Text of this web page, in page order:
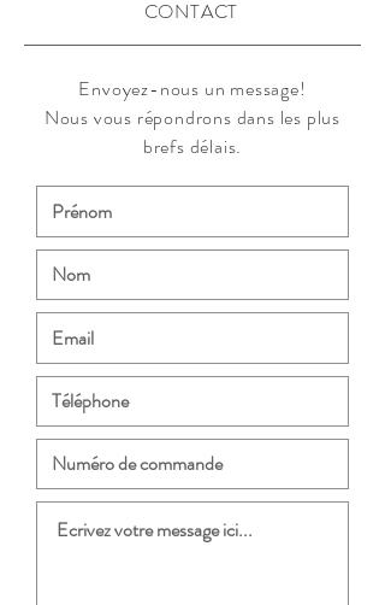
CONTACT
Envoyez-nous un message!
Nous vous répondrons dans les plus
brefs délais.